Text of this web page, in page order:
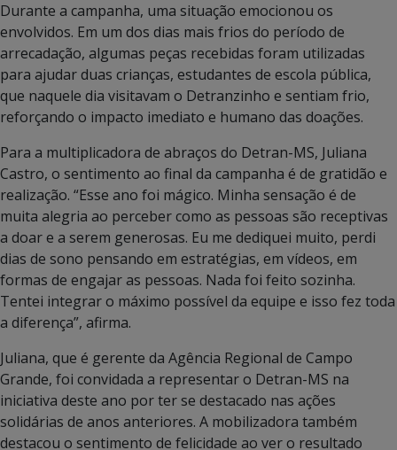
Durante a campanha, uma situação emocionou os
envolvidos. Em um dos dias mais frios do período de
arrecadação, algumas peças recebidas foram utilizadas
para ajudar duas crianças, estudantes de escola pública,
que naquele dia visitavam o Detranzinho e sentiam frio,
reforçando o impacto imediato e humano das doações.
Para a multiplicadora de abraços do Detran-MS, Juliana
Castro, o sentimento ao final da campanha é de gratidão e
realização. “Esse ano foi mágico. Minha sensação é de
muita alegria ao perceber como as pessoas são receptivas
a doar e a serem generosas. Eu me dediquei muito, perdi
dias de sono pensando em estratégias, em vídeos, em
formas de engajar as pessoas. Nada foi feito sozinha.
Tentei integrar o máximo possível da equipe e isso fez toda
a diferença”, afirma.
Juliana, que é gerente da Agência Regional de Campo
Grande, foi convidada a representar o Detran-MS na
iniciativa deste ano por ter se destacado nas ações
solidárias de anos anteriores. A mobilizadora também
destacou o sentimento de felicidade ao ver o resultado